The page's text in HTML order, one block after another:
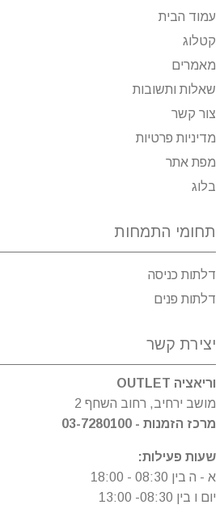
עמוד הבית
קטלוג
מאמרים
שאלות ותשובות
צור קשר
מדיניות פרטיות
מפת אתר
בלוג
תחומי התמחות
דלתות כניסה
דלתות פנים
יצירת קשר
וריאציה OUTLET
מושב ירחיב, רחוב השחף 2
מרכז הזמנות - 03-7280100
שעות פעילות:
א - ה בין 08:30 - 18:00
יום ו בין 08:30- 13:00